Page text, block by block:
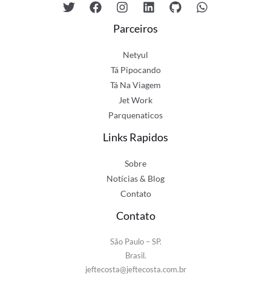
Parceiros
Netyul
Tá Pipocando
Tá Na Viagem
Jet Work
Parquenaticos
Links Rapidos
Sobre
Notícias & Blog
Contato
Contato
São Paulo – SP.
Brasil.
jeftecosta@jeftecosta.com.br